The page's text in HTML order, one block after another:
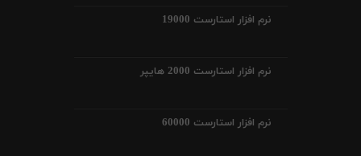
نرم افزار استارست 19000
نرم افزار استارست 2000 هایپر
نرم افزار استارست 60000